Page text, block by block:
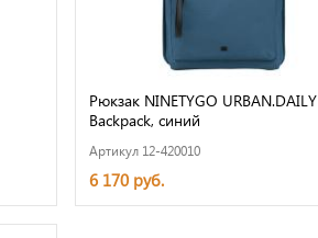
Рюкзак NINETYGO URBAN.DAILY
Backpack, синий
Артикул 12-420010
6 170 руб.